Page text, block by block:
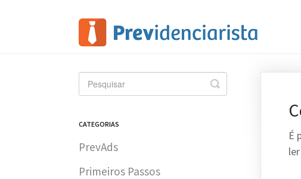
É
Toggle
Search
CATEGORIAS
PrevAds
Primeiros Passos